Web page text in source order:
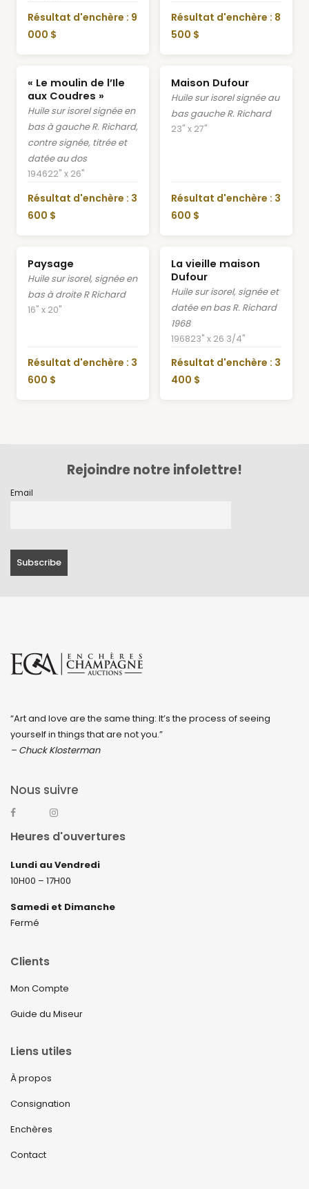
Résultat d'enchère : 9
000 $
Résultat d'enchère : 8
500 $
« Le moulin de l’Ile
aux Coudres »
Huile sur isorel signée en
bas à gauche R. Richard,
contre signée, titrée et
datée au dos
194622" x 26"
Résultat d'enchère : 3
600 $
Maison Dufour
Huile sur isorel signée au
bas gauche R. Richard
23" x 27"
Résultat d'enchère : 3
600 $
Paysage
Huile sur isorel, signée en
bas à droite R Richard
16" x 20"
Résultat d'enchère : 3
600 $
La vieille maison
Dufour
Huile sur isorel, signée et
datée en bas R. Richard
1968
196823" x 26 3/4"
Résultat d'enchère : 3
400 $
Rejoindre notre infolettre!
Email
“Art and love are the same thing: It’s the process of seeing
yourself in things that are not you.”
– Chuck Klosterman
Nous suivre
Heures d'ouvertures
Lundi au Vendredi
10H00 – 17H00
Samedi et Dimanche
Fermé
Clients
Mon Compte
Guide du Miseur
Liens utiles
À propos
Consignation
Enchères
Contact